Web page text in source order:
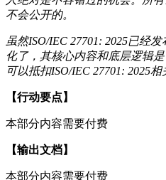
不会公开的。
虽然ISO/IEC 27701: 2025已经
化了，其核心内容和底层逻辑
可以抵扣ISO/IEC 27701: 2025
【行动要点】
本部分内容需要付费
【输出文档】
本部分内容需要付费